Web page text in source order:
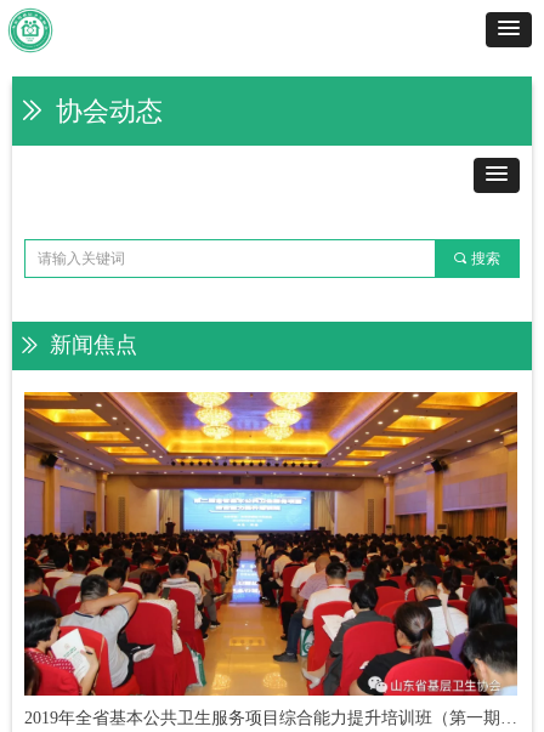
ꅀ 协会动态
끠 搜索
ꅀ 新闻焦点
2019年全省基本公共卫生服务项目综合能力提升培训班（第一期、